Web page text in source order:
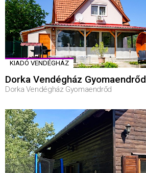
KIADÓ VENDÉGHÁZ
Dorka Vendégház Gyomaendrőd
Dorka Vendégház Gyomaendrőd